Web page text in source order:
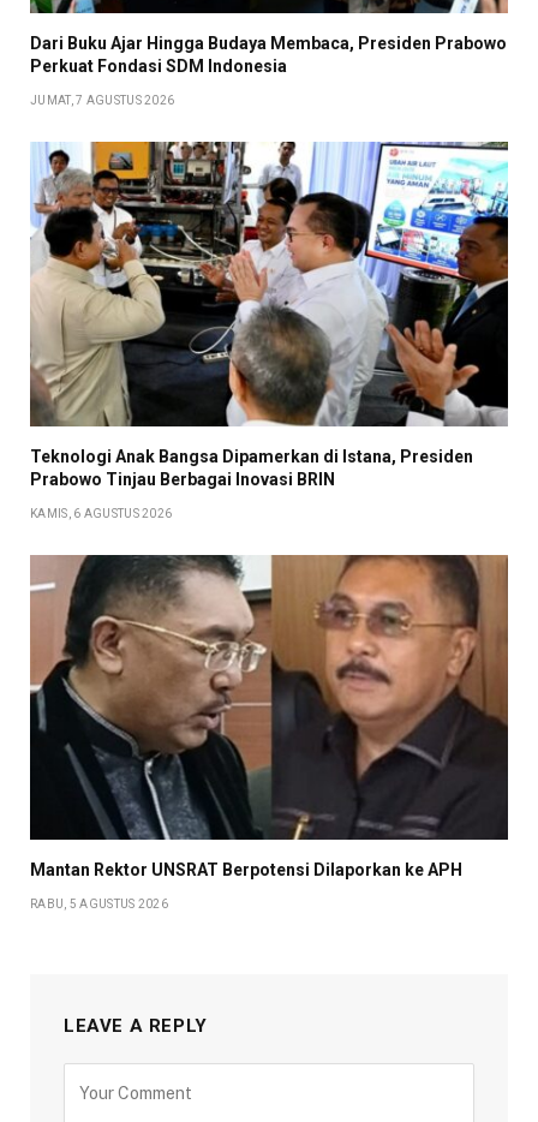
Dari Buku Ajar Hingga Budaya Membaca, Presiden Prabowo
Perkuat Fondasi SDM Indonesia
JUMAT, 7 AGUSTUS 2026
Teknologi Anak Bangsa Dipamerkan di Istana, Presiden
Prabowo Tinjau Berbagai Inovasi BRIN
KAMIS, 6 AGUSTUS 2026
Mantan Rektor UNSRAT Berpotensi Dilaporkan ke APH
RABU, 5 AGUSTUS 2026
LEAVE A REPLY